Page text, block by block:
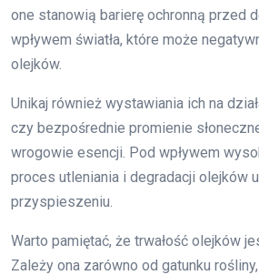
one stanowią barierę ochronną przed
wpływem światła, które może
olejków.
Unikaj również wystawiania ich na
czy bezpośrednie promienie
wrogowie esencji. Pod wpływem
proces utleniania i degradacji olejków
przyspieszeniu.
Warto pamiętać, że trwałość olejków
Zależy ona zarówno od gatunku